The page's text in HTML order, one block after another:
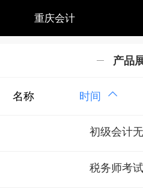
重庆会计
产品
名称 时间
初级会计
税务师考